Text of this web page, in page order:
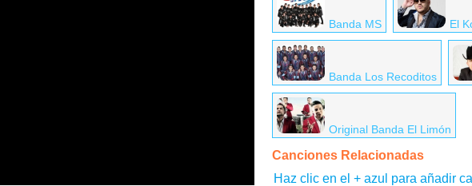
Banda MS El
Banda Los Recoditos
Original Banda El Limón
Canciones Relacionadas
Haz clic en el + azul para añadir